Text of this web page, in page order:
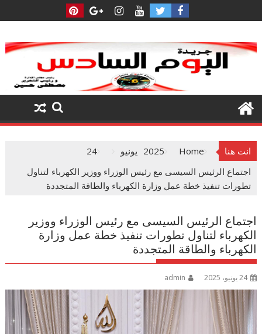
to
انت هنا Home
2025 يونيو
24
اجتماع الرئيس السيسى مع رئيس الوزراء ووزير الكهرباء لتناول
تطورات تنفيذ خطة عمل وزارة الكهرباء والطاقة المتجددة
اجتماع الرئيس السيسى مع رئيس الوزراء ووزير
الكهرباء لتناول تطورات تنفيذ خطة عمل وزارة
الكهرباء والطاقة المتجددة
24 يونيو، 2025 admin